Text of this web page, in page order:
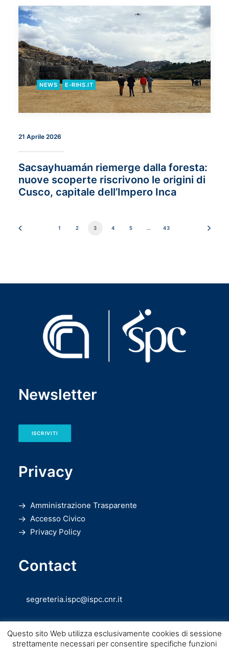
NEWS E-RIHS.IT
21 Aprile 2026
Sacsayhuamán riemerge dalla foresta:
nuove scoperte riscrivono le origini di
Cusco, capitale dell’Impero Inca
1 2 3 4 5 … 43
Newsletter
ISCRIVITI
Privacy
Amministrazione Trasparente
Accesso Civico
Privacy Policy
Contact
segreteria.ispc@ispc.cnr.it
Questo sito Web utilizza esclusivamente cookies di sessione
strettamente necessari per consentire specifiche funzioni